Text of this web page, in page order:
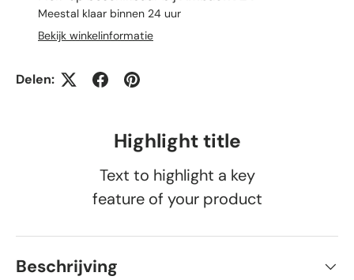
Meestal klaar binnen 24 uur
Bekijk winkelinformatie
Delen:
Highlight title
Text to highlight a key
feature of your product
Beschrijving